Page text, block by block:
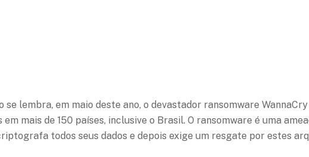
se lembra, em maio deste ano, o devastador ransomware
mais de 150 países, inclusive o Brasil. O ransomware é uma
todos seus dados e depois exige um resgate por estes